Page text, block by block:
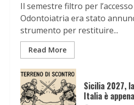
Il semestre filtro per
Odontoiatria era stato
strumento per restituire...
Read More
Sicilia 2027,
Italia è